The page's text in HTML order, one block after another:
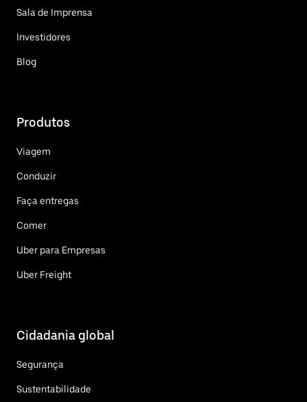
Sala de Imprensa
Investidores
Blog
Produtos
Viagem
Conduzir
Faça entregas
Comer
Uber para Empresas
Uber Freight
Cidadania global
Segurança
Sustentabilidade